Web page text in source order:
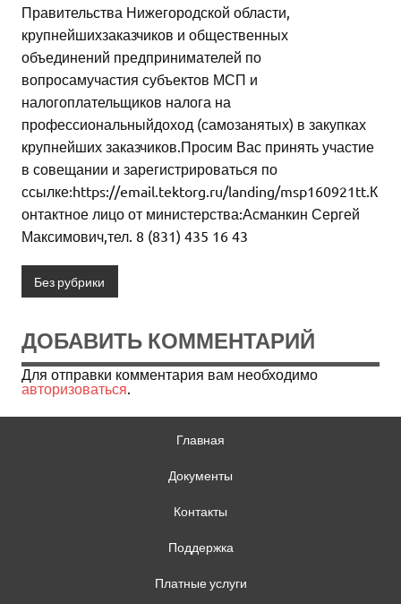
Правительства Нижегородской области,
крупнейшихзаказчиков и общественных
объединений предпринимателей по
вопросамучастия субъектов МСП и
налогоплательщиков налога на
профессиональныйдоход (самозанятых) в закупках
крупнейших заказчиков.Просим Вас принять участие
в совещании и зарегистрироваться по
ссылке:https://email.tektorg.ru/landing/msp160921tt.К
онтактное лицо от министерства:Асманкин Сергей
Максимович,тел. 8 (831) 435 16 43
Без рубрики
ДОБАВИТЬ КОММЕНТАРИЙ
Для отправки комментария вам необходимо
авторизоваться.
Главная
Документы
Контакты
Поддержка
Платные услуги